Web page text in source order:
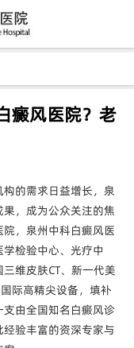
癜风医院？老
的需求日益增长，泉
，成为公众关注的焦
，泉州中科白癜风医
检验中心、光疗中
维皮肤CT、新一代美
际高精尖设备，填补
由全国知名白癜风诊
验丰富的资深专家与